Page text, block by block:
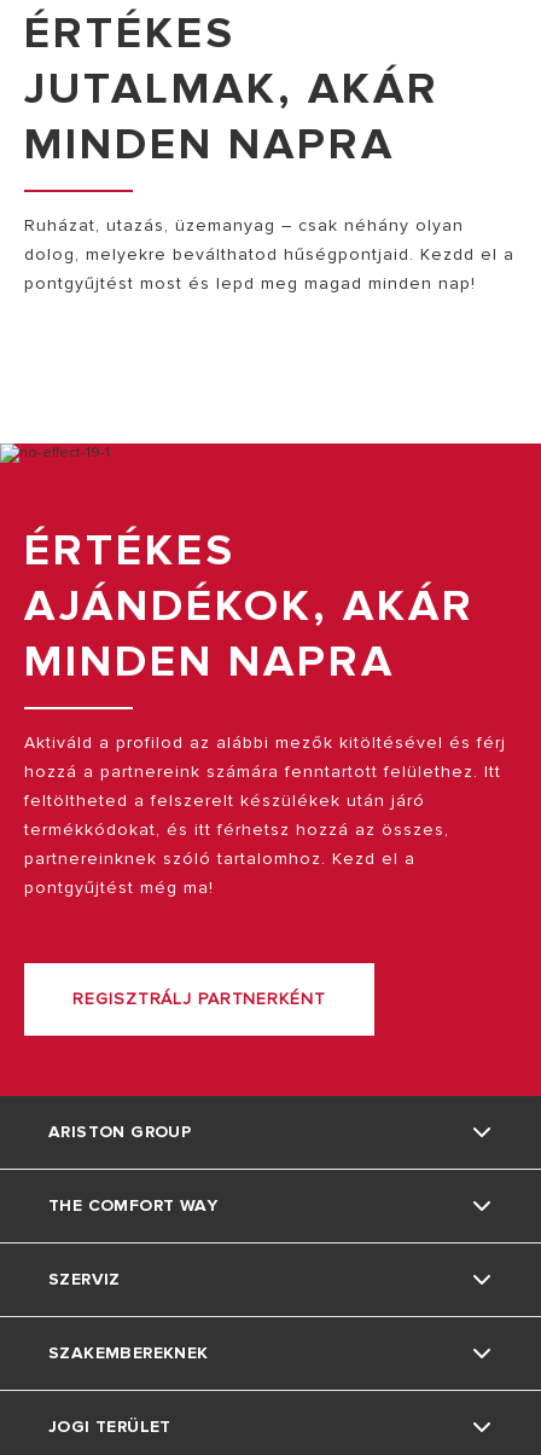
ÉRTÉKES
JUTALMAK, AKÁR
MINDEN NAPRA
Ruházat, utazás, üzemanyag – csak néhány olyan
dolog, melyekre beválthatod hűségpontjaid. Kezdd el a
pontgyűjtést most és lepd meg magad minden nap!
ÉRTÉKES
AJÁNDÉKOK, AKÁR
MINDEN NAPRA
Aktiváld a profilod az alábbi mezők kitöltésével és férj
hozzá a partnereink számára fenntartott felülethez. Itt
feltöltheted a felszerelt készülékek után járó
termékkódokat, és itt férhetsz hozzá az összes,
partnereinknek szóló tartalomhoz. Kezd el a
pontgyűjtést még ma!
REGISZTRÁLJ PARTNERKÉNT
ARISTON GROUP
Rólunk
A csoport
Állás
THE COMFORT WAY
Az Ariston Világa
Tippek És Megoldások
Otthoni Élet
SZERVIZ
Kapcsolat
Letöltések
SZAKEMBEREKNEK
Normatívák, Szabályok, Pályázatok
JOGI TERÜLET